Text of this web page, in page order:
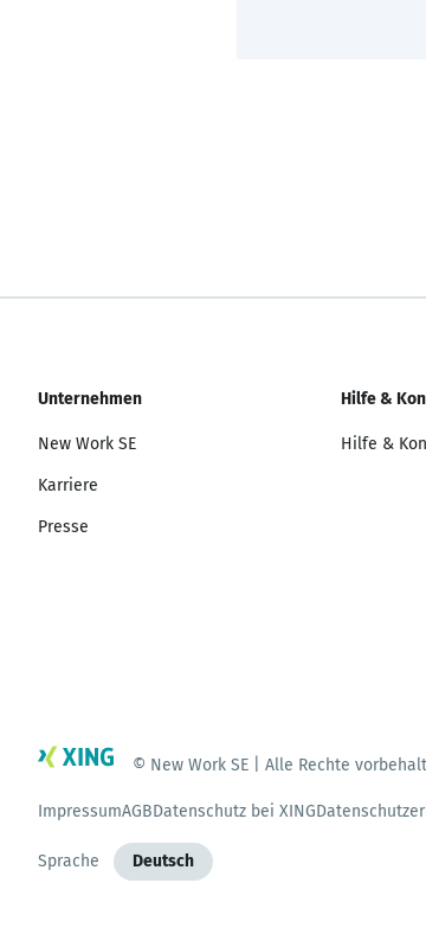
Unternehmen
New Work SE
Karriere
Presse
Hilfe &
Hilfe &
© New Work SE | Alle Rechte
ImpressumAGBDatenschutz bei XING
Sprache Deutsch